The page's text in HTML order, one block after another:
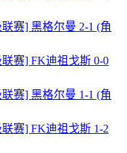
赛] 黑格尔曼 2-1 (角
联赛] FK迪祖戈斯 0-0
赛] 黑格尔曼 1-1 (角
联赛] FK迪祖戈斯 1-2